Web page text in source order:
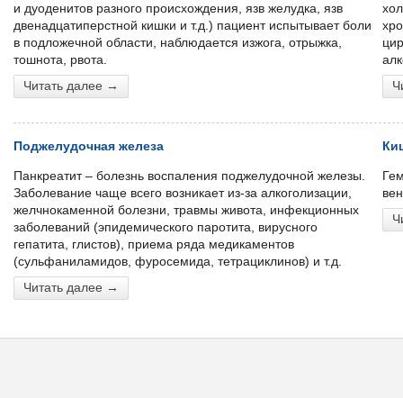
и дуоденитов разного происхождения, язв желудка, язв
двенадцатиперстной кишки и т.д.) пациент испытывает боли
в подложечной области, наблюдается изжога, отрыжка,
тошнота, рвота.
Читать далее →
Поджелудочная железа
Панкреатит – болезнь воспаления поджелудочной железы.
Заболевание чаще всего возникает из-за алкоголизации,
желчнокаменной болезни, травмы живота, инфекционных
заболеваний (эпидемического паротита, вирусного
гепатита, глистов), приема ряда медикаментов
(сульфаниламидов, фуросемида, тетрациклинов) и т.д.
Читать далее →